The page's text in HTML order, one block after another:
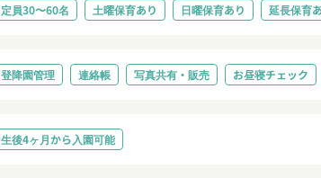
定員30〜60名 土曜保育あり 日曜保育あり 延長保育
登降園管理 連絡帳 写真共有・販売 お昼寝チェック
生後4ヶ月から入園可能